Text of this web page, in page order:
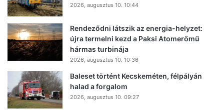
2026, augusztus 10. 10:44
Rendeződni látszik az energia-helyzet:
újra termelni kezd a Paksi Atomerőmű
hármas turbinája
2026, augusztus 10. 10:36
Baleset történt Kecskeméten, félpályán
halad a forgalom
2026, augusztus 10. 09:27